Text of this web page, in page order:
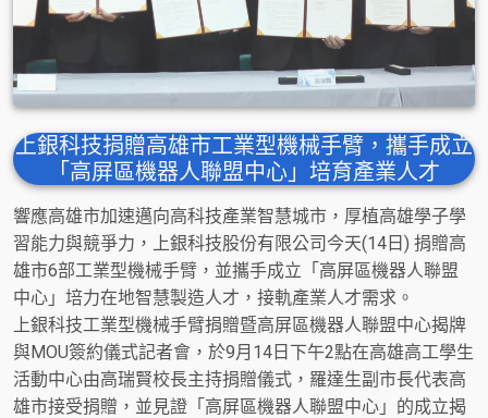
上銀科技捐贈高雄市工業型機械手臂，攜手成立
「高屏區機器人聯盟中心」培育產業人才
響應高雄市加速邁向高科技產業智慧城市，厚植高雄學子學
習能力與競爭力，上銀科技股份有限公司今天(14日) 捐贈高
雄市6部工業型機械手臂，並攜手成立「高屏區機器人聯盟
中心」培力在地智慧製造人才，接軌產業人才需求。
上銀科技工業型機械手臂捐贈暨高屏區機器人聯盟中心揭牌
與MOU簽約儀式記者會，於9月14日下午2點在高雄高工學生
活動中心由高瑞賢校長主持捐贈儀式，羅達生副市長代表高
雄市接受捐贈，並見證「高屏區機器人聯盟中心」的成立揭